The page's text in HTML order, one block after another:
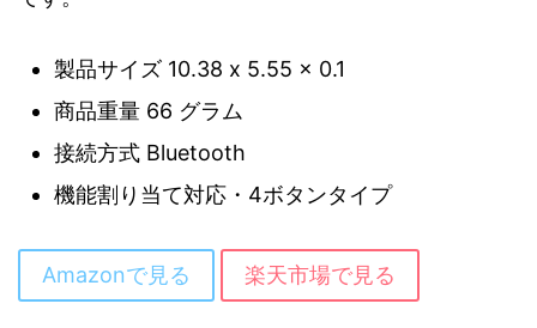
製品サイズ ‎10.38 x 5.55 x 0.1
商品重量 ‎66 グラム
接続方式 ‎Bluetooth
機能割り当て対応・4ボタンタイプ
Amazonで見る 楽天市場で見る